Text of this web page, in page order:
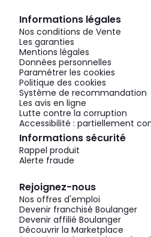
Informations légales
Nos conditions de Vente
Les garanties
Mentions légales
Données personnelles
Paramétrer les cookies
Politique des cookies
Système de recommandation
Les avis en ligne
Lutte contre la corruption
Accessibilité : partiellement
Informations sécurité
Rappel produit
Alerte fraude
Rejoignez-nous
Nos offres d'emploi
Devenir franchisé Boulanger
Devenir affilié Boulanger
Découvrir la Marketplace